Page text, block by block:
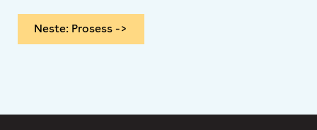
Neste: Prosess ->